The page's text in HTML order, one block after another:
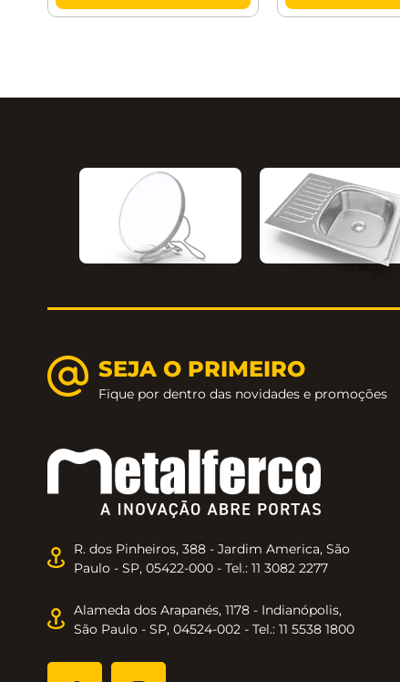
SEJA O PRIMEIRO
Fique por dentro das novidades e promoções
R. dos Pinheiros, 388 - Jardim America, São
Paulo - SP, 05422-000 - Tel.: 11 3082 2277
Alameda dos Arapanés, 1178 - Indianópolis,
São Paulo - SP, 04524-002 - Tel.: 11 5538 1800